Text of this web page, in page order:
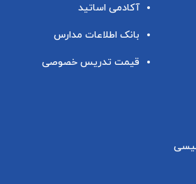
آکادمی اساتید
بانک اطلاعات مدارس
قیمت تدریس خصوصی